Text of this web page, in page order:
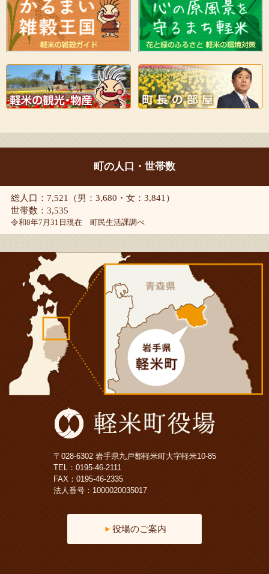
町の人口・世帯数
総人口：7,521（男：3,680・女：3,841）
世帯数：3,535
令和8年7月31日現在 町民生活課調べ
〒028-6302 岩手県九戸郡軽米町大字軽米10-85
TEL： 0195-46-2111
FAX：0195-46-2335
法人番号：1000020035017
役場のご案内